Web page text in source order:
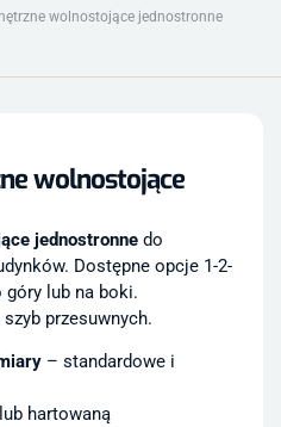
wolnostojące jednostronne
wolnostojące
jednostronne do
Dostępne opcje 1-2-
góry lub na boki.
przesuwnych.
– standardowe i
hartowaną